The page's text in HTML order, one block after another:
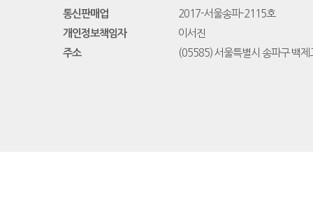
통신판매업
2017-서울송파-2115호
개인정보책임자
이서진
주소
(05585) 서울특별시 송파구 백